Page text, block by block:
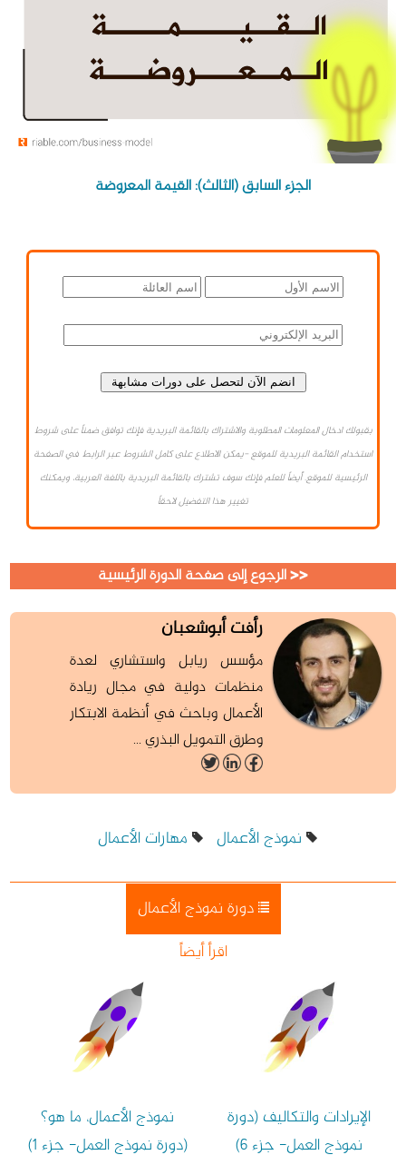
الجزء السابق (الثالث): القيمة المعروضة
بقبولك ادخال المعلومات المطلوبة والاشتراك بالقائمة البريدية فإنك توافق ضمناً على شروط
استخدام القائمة البريدية للموقع -يمكن الاطلاع على كامل الشروط عبر الرابط في الصفحة
الرئيسية للموقع. أيضاً للعلم فإنك سوف تشترك بالقائمة البريدية باللغة العربية، ويمكنك
تغيير هذا التفضيل لاحقاً
<< الرجوع إلى صفحة الدورة الرئيسية
رأفت أبوشعبان
مؤسس ريابل واستشاري لعدة
منظمات دولية في مجال ريادة
الأعمال وباحث في أنظمة الابتكار
وطرق التمويل البذري ...
نموذج الأعمال مهارات الأعمال
دورة نموذج الأعمال
اقرأ أيضاً
الإيرادات والتكاليف (دورة
نموذج العمل- جزء 6)
نموذج الأعمال، ما هو؟
(دورة نموذج العمل- جزء 1)